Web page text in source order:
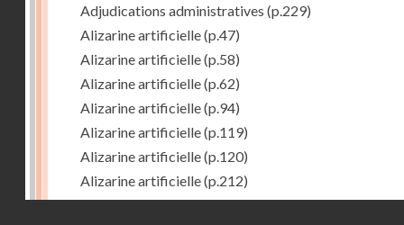
Adjudications administratives (p.229)
Alizarine artificielle(p.47)
Alizarine artificielle(p.58)
Alizarine artificielle(p.62)
Alizarine artificielle(p.94)
Alizarine artificielle(p.119)
Alizarine artificielle(p.120)
Alizarine artificielle(p.212)
Alizarine artificielle(p.256)